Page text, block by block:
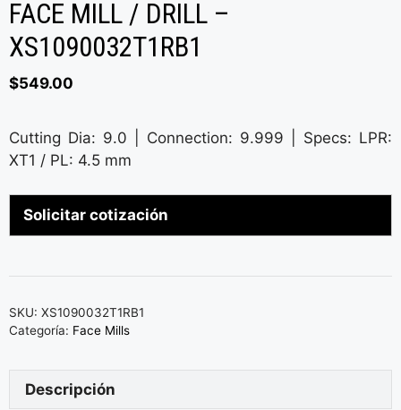
FACE MILL / DRILL –
XS1090032T1RB1
$549.00
Cutting Dia: 9.0 | Connection: 9.999 | Specs: LPR:
XT1 / PL: 4.5 mm
Solicitar cotización
SKU: XS1090032T1RB1
Categoría: Face Mills
Descripción